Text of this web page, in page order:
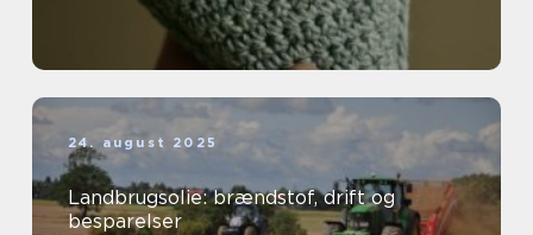
24. august 2025
Landbrugsolie: brændstof, drift og
besparelser